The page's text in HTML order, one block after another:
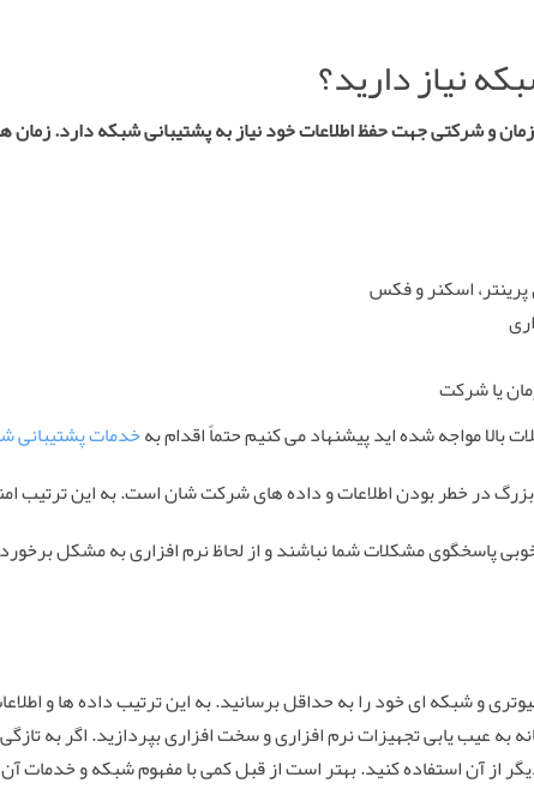
نیاز دارید؟
و شرکتی جهت حفظ اطلاعات خود نیاز به پشتیبانی شبکه دارد. زمان
اسکنر و فکس
یا شرکت
مواجه شده اید پیشنهاد می کنیم حتماً اقدام بهخدمات پشتیبانی
در خطر بودن اطلاعات و داده های شرکت شان است. به این ترتیب
پاسخگوی مشکلات شما نباشند و از لحاظ نرم افزاری به مشکل
و شبکه ای خود را به حداقل برسانید. به این ترتیب داده ها و
عیب یابی تجهیزات نرم افزاری و سخت افزاری بپردازید. اگر به
از آن استفاده کنید. بهتر است از قبل کمی با مفهوم شبکه و خدمات